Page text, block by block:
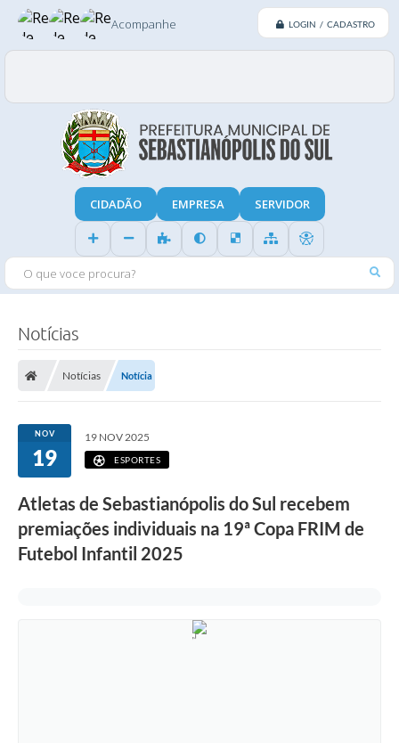
LOGIN / CADASTRO
O QUE VOCE PROCURA?
Acompanhe
CIDADÃO EMPRESA SERVIDOR
Notícias
Notícias Notícia
NOV
19
19 NOV 2025
ESPORTES
Atletas de Sebastianópolis do Sul recebem
premiações individuais na 19ª Copa FRIM de
Futebol Infantil 2025